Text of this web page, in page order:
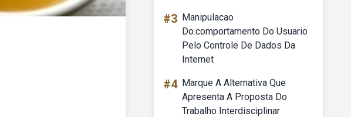
#3 Manipulacao
Do.comportamento Do Usuario
Pelo Controle De Dados Da
Internet
#4 Marque A Alternativa Que
Apresenta A Proposta Do
Trabalho Interdisciplinar